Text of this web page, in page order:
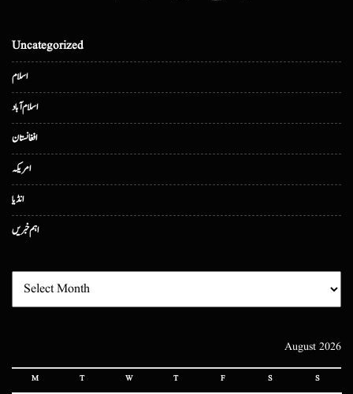
Uncategorized
اسلام
اسلام آباد
افغانستان
امریکہ
انڈیا
اہم خبریں
August 2026
M T W T F S S